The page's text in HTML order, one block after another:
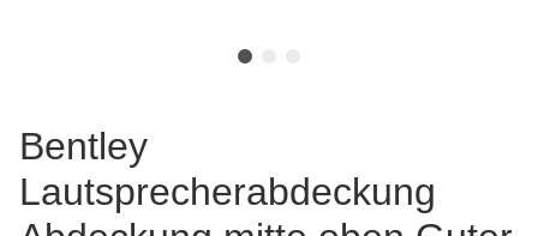
Bentley
Lautsprecherabdeckung